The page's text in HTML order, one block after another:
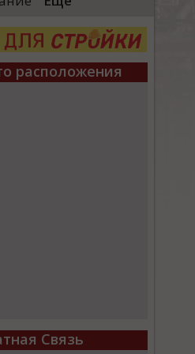
высокоскоростных
...
расположения
Связь